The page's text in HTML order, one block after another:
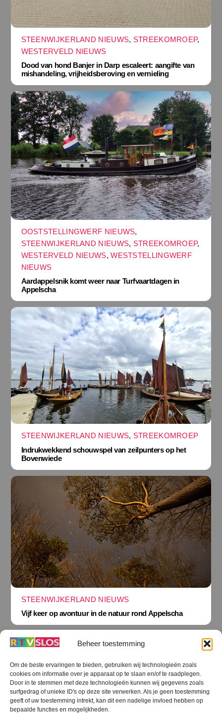
Beheer toestemming
Om de beste ervaringen te bieden, gebruiken wij technologieën zoals
cookies om informatie over je apparaat op te slaan en/of te raadplegen.
Door in te stemmen met deze technologieën kunnen wij gegevens zoals
surfgedrag of unieke ID's op deze site verwerken. Als je geen toestemming
geeft of uw toestemming intrekt, kan dit een nadelige invloed hebben op
bepaalde functies en mogelijkheden.
STEENWIJKERLAND NIEUWS, STREEKOMROEP,
WESTERVELD NIEUWS
Dood van hond Banjer in Darp escaleert: aangifte van
mishandeling, vrijheidsberoving en vernieling
OOSTSTELLINGWERF NIEUWS,
STEENWIJKERLAND NIEUWS, STREEKOMROEP,
WESTERVELD NIEUWS,WESTSTELLINGWERF
NIEUWS
Aardappelsnik komt weer naar Turfvaartdagen in
Appelscha
STEENWIJKERLAND NIEUWS, STREEKOMROEP
Indrukwekkend schouwspel van zeilpunters op het
Bovenwiede
STEENWIJKERLAND NIEUWS
Vijf keer op avontuur in de natuur rond Appelscha
Terug
naar
boven
RTV SLOS